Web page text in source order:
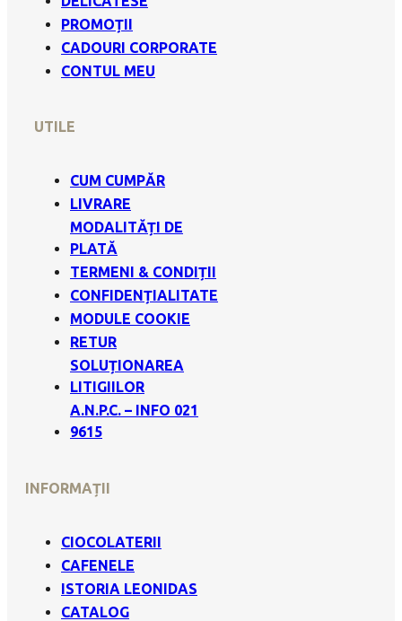
PROMOȚII
CADOURI CORPORATE
CONTUL MEU
UTILE
CUM CUMPĂR
LIVRARE
MODALITĂȚI DE
PLATĂ
TERMENI & CONDIȚII
CONFIDENȚIALITATE
MODULE COOKIE
RETUR
SOLUȚIONAREA
LITIGIILOR
A.N.P.C. – INFO 021
9615
INFORMAȚII
CIOCOLATERII
CAFENELE
ISTORIA LEONIDAS
CATALOG